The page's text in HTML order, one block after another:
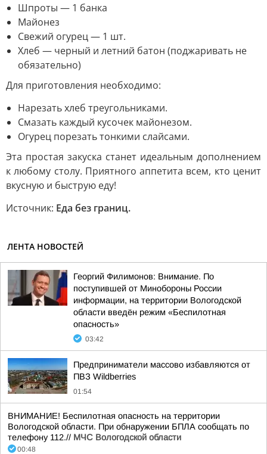
Шпроты — 1 банка
Майонез
Свежий огурец — 1 шт.
Хлеб — черный и летний батон (поджаривать не
обязательно)
Для приготовления необходимо:
Нарезать хлеб треугольниками.
Смазать каждый кусочек майонезом.
Огурец порезать тонкими слайсами.
Эта простая закуска станет идеальным дополнением
к любому столу. Приятного аппетита всем, кто ценит
вкусную и быструю еду!
Источник: Еда без границ.
ЛЕНТА НОВОСТЕЙ
Георгий Филимонов: Внимание. По
поступившей от Минобороны России
информации, на территории Вологодской
области введён режим «Беспилотная
опасность»
03:42
Предприниматели массово избавляются от
ПВЗ Wildberries
01:54
ВНИМАНИЕ! Беспилотная опасность на территории
Вологодской области. При обнаружении БПЛА сообщать по
телефону 112.// МЧС Вологодской области
00:48